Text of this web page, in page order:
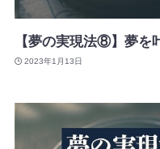
【夢の実現法⑧】夢を
2023年1月13日